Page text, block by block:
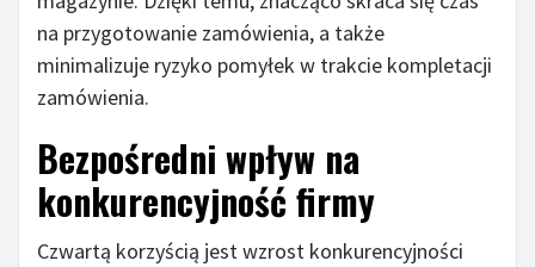
na przygotowanie zamówienia, a także
minimalizuje ryzyko pomyłek w trakcie kompletacji
zamówienia.
Bezpośredni wpływ na
konkurencyjność firmy
Czwartą korzyścią jest wzrost konkurencyjności